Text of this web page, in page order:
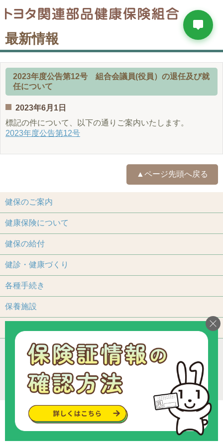
最新情報
2023年度公告第12号 組合会議員(役員）の退任及び就
任について
2023年6月1日
標記の件について、以下の通りご案内いたします。
2023年度公告第12号
▲ページ先頭へ戻る
健保のご案内
健康保険について
健保の給付
健診・健康づくり
各種手続き
保養施設
アクセス
個人情報保護について
加入事業所一覧
リンク
組合カレンダー
お問い合わせ・ご意見
サイトマップ
ご利用いただくにあたって
Copyright © since 2013 トヨタ関連部品健康保険組合 .